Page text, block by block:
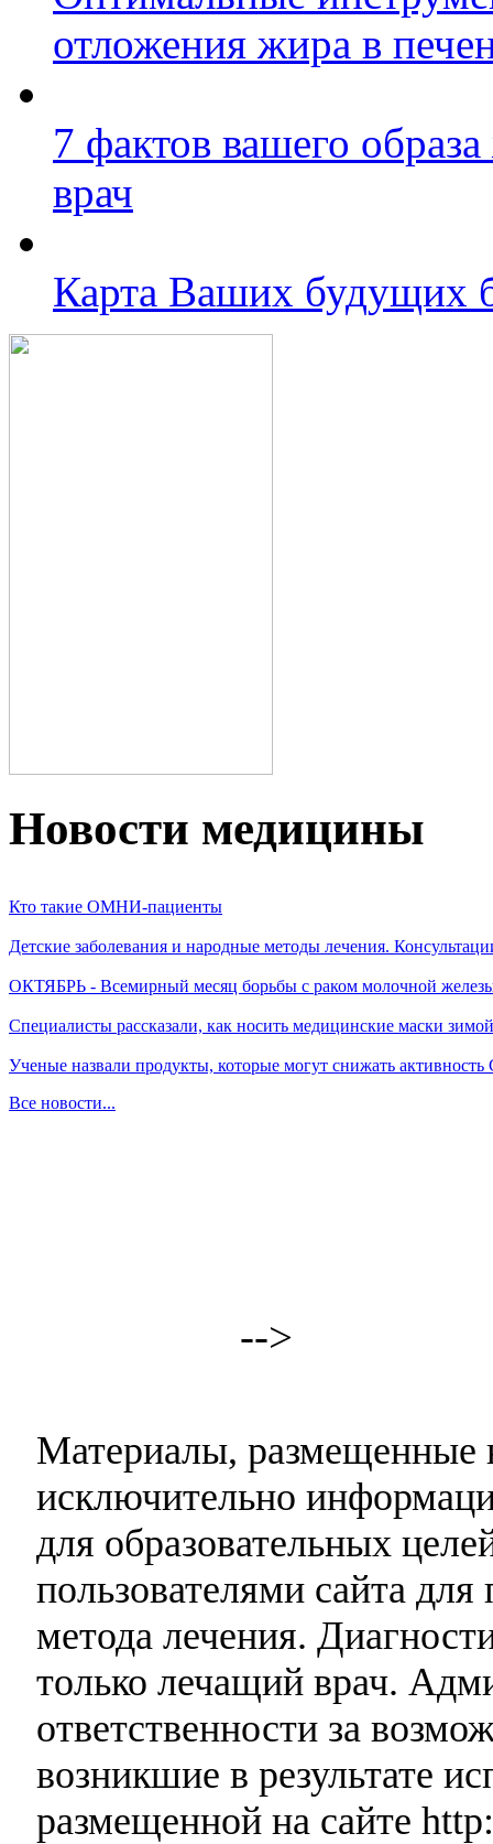
отложения жира в
7 фактов вашего
врач
Карта Ваших будущих
Новости медицины
Кто такие ОМНИ-пациенты
Детские заболевания и народные методы лечения.
ОКТЯБРЬ - Всемирный месяц борьбы с раком молочной
Специалисты рассказали, как носить медицинские маски зимой
Ученые назвали продукты, которые могут снижать
Все новости...
-->
Материалы, размещенные
исключительно
для образовательных
пользователями сайта
метода лечения.
только лечащий врач.
ответственности за
возникшие в результате
размещенной на сайте